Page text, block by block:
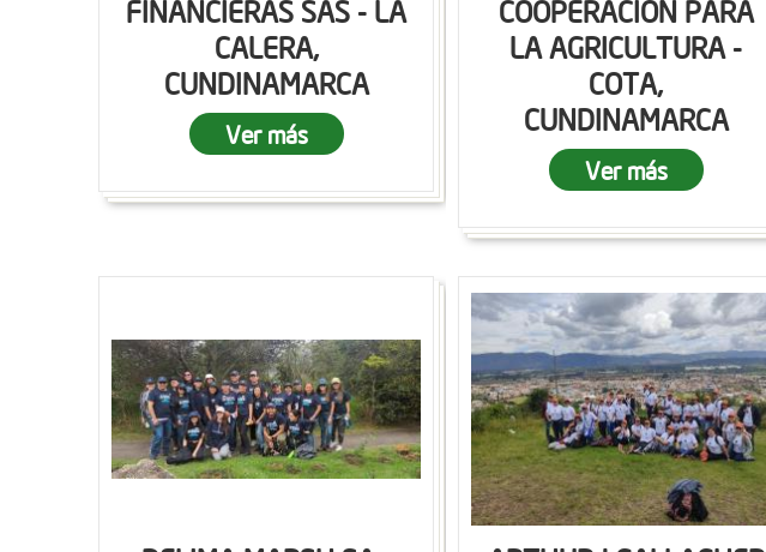
FINANCIERAS SAS - LA
CALERA,
CUNDINAMARCA
Ver más
COOPERACIÓN PARA
LA AGRICULTURA -
COTA,
CUNDINAMARCA
Ver más